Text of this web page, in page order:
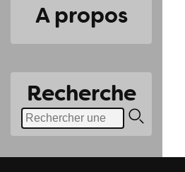
A propos
Recherche